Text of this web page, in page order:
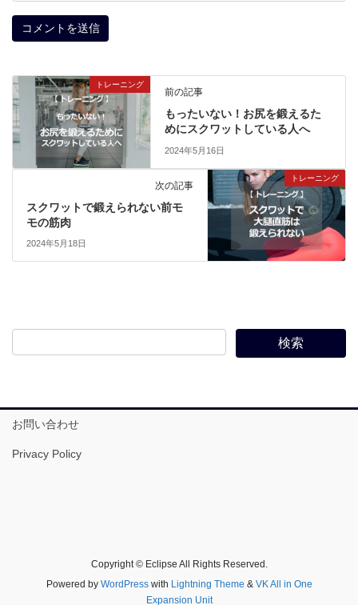
トレーニング
前の記事
もったいない！お尻を鍛えるた
めにスクワットしている人へ
2024年5月16日
トレーニング
次の記事
スクワットで鍛えられない前モ
モの筋肉
2024年5月18日
お問い合わせ
Privacy Policy
Copyright © Eclipse All Rights Reserved.
Powered by WordPresswith Lightning Theme & VK All in One
Expansion Unit